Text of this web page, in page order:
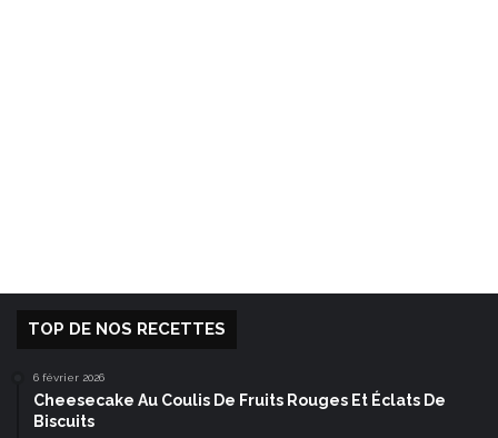
TOP DE NOS RECETTES
6 février 2026
Cheesecake Au Coulis De Fruits Rouges Et Éclats De
Biscuits